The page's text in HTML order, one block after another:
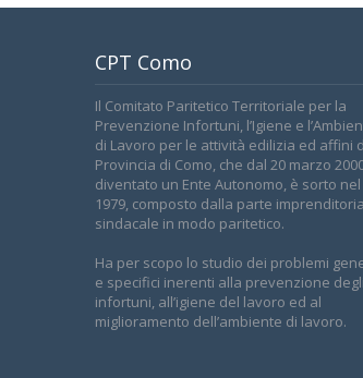
CPT Como
Il Comitato Paritetico Territoriale per la
Prevenzione Infortuni, l’Igiene e
di Lavoro per le attività edilizia ed affini
Provincia di Como, che dal 20 marzo
diventato un Ente Autonomo, è sorto nel
1979, composto dalla parte
sindacale in modo paritetico.
Ha per scopo lo studio dei problemi
e specifici inerenti alla prevenzione degli
infortuni, all’igiene del lavoro ed al
miglioramento dell’ambiente di lavoro.